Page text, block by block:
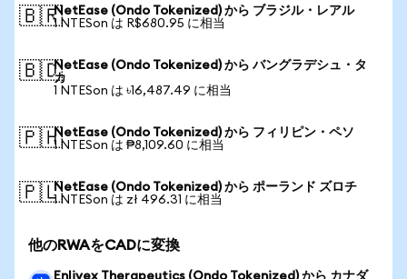
🇧🇷NetEase (Ondo Tokenized) から ブラジル・レアル
1 NTESon は R$680.95 に相当
🇧🇩NetEase (Ondo Tokenized) から バングラデシュ・タ
カ
1 NTESon は ৳16,487.49 に相当
🇵🇭NetEase (Ondo Tokenized) から フィリピン・ペソ
1 NTESon は ₱8,109.60 に相当
🇵🇱NetEase (Ondo Tokenized) から ポーランド ズロチ
1 NTESon は zł 496.31 に相当
他のRWAをCADに変換
Enlivex Therapeutics (Ondo Tokenized) から カナダ